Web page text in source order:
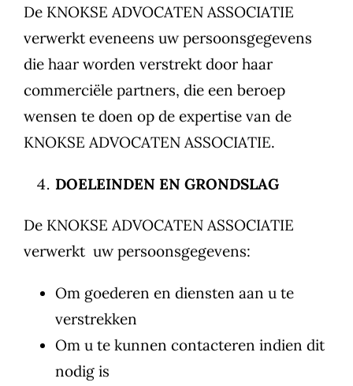
De KNOKSE ADVOCATEN ASSOCIATIE
verwerkt eveneens uw persoonsgegevens
die haar worden verstrekt door haar
commerciële partners, die een beroep
wensen te doen op de expertise van de
KNOKSE ADVOCATEN ASSOCIATIE.
DOELEINDEN EN GRONDSLAG
De KNOKSE ADVOCATEN ASSOCIATIE
verwerkt uw persoonsgegevens:
Om goederen en diensten aan u te
verstrekken
Om u te kunnen contacteren indien dit
nodig is